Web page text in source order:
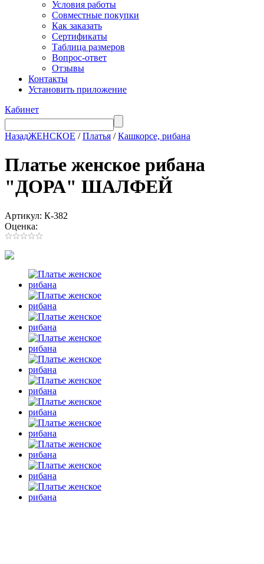
Условия работы
Совместные покупки
Как заказать
Сертификаты
Таблица размеров
Вопрос-ответ
Отзывы
Контакты
Установить приложение
Кабинет
НазадЖЕНСКОЕ /Платья /Кашкорсе, рибана
Платье женское рибана
"ДОРА" ШАЛФЕЙ
Артикул: К-382
Оценка: